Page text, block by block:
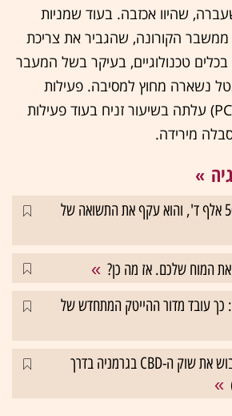
שהיוו אכזבה. בעוד שמניות
ממשבר הקורונה, שהגביר את צריכת
טכנולוגיים, בעיקר בשל המעבר
נשארה מחוץ למסיבה. פעילות
המחשבים האישיים (PC) עלתה בשיעור זניח בעוד פעילות
מירידה.
נתנו לקלוד להשקיע 50 אלף ד', והוא עקף את התשואה של
את המוח שלכם. אז מה כן?
כך עובד מדור ההייטק המתחדש של
הישראלים שרוצים לכבוש את שוק ה-CBD בגרמניה בדרך